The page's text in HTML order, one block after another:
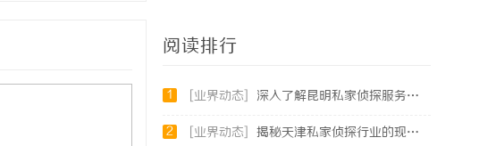
阅读排行
1 [业界动态] 深入了解昆明私家侦探服务的重要性与选择指南
2 [业界动态] 揭秘天津私家侦探行业的现状与发展趋势